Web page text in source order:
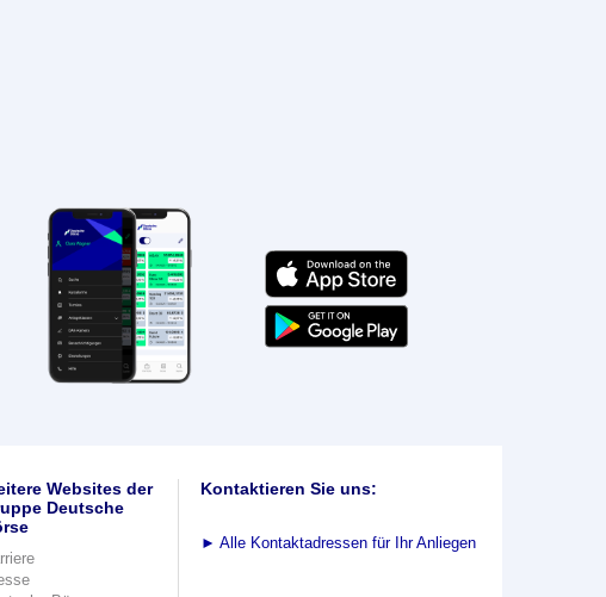
Websites der
Deutsche
Kontaktieren Sie uns:
► Alle Kontaktadressen für Ihr Anliegen